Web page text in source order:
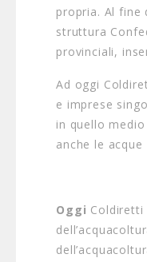
propria. Al fine
struttura
provinciali,
Ad oggi
e imprese
in quello
anche le acque
Oggi Coldiretti